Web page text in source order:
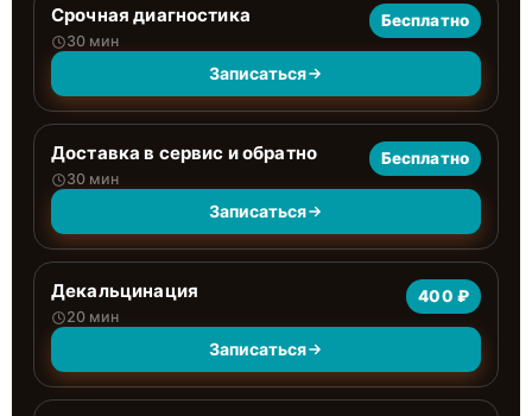
Срочная диагностика
30 мин
Бесплатно
Записаться
Доставка в сервис и обратно
30 мин
Бесплатно
Записаться
Декальцинация
20 мин
400 ₽
Записаться